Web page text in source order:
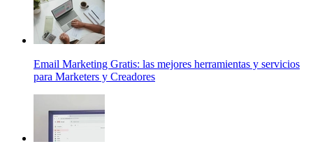
Email Marketing Gratis: las mejores herramientas y servicios
para Marketers y Creadores